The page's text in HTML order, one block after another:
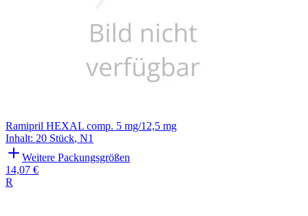
Ramipril HEXAL comp. 5 mg/12,5 mg
Inhalt: 20 Stück, N1
Weitere Packungsgrößen
14,07 €
R